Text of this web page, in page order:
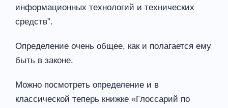
информационных технологий и технических
средств”.
Определение очень общее, как и полагается ему
быть в законе.
Можно посмотреть определение и в
классической теперь книжке «Глоссарий по